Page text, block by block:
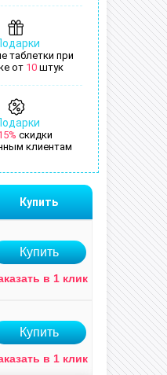
таблетки при
от 10 штук
скидки
клиентам
Купить
в 1 клик
в 1 клик